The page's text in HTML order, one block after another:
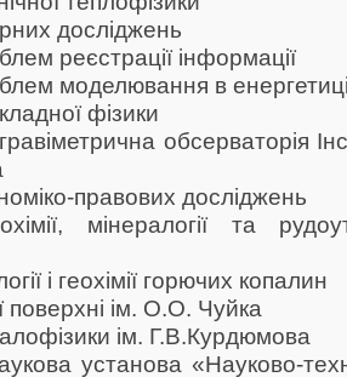
досліджень
реєстрації інформації
моделювання в
фізики
обсерваторія
правових досліджень
мінералогії та
і геохімії горючих копалин
поверхні ім. О.О. Чуйка
ім. Г.В.Курдюмова
установа «Науково-